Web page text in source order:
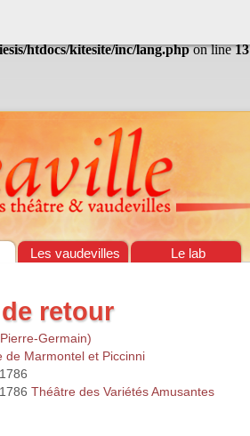
htdocs/kitesite/inc/lang.phpon line13
Les vaudevilles Le lab
retour
Germain)
de Marmontel et Piccinni
Théâtre des Variétés Amusantes